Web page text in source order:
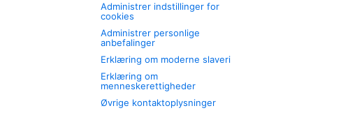
Administrer indstillinger for
cookies
Administrer personlige
anbefalinger
Erklæring om moderne slaveri
Erklæring om
menneskerettigheder
Øvrige kontaktoplysninger